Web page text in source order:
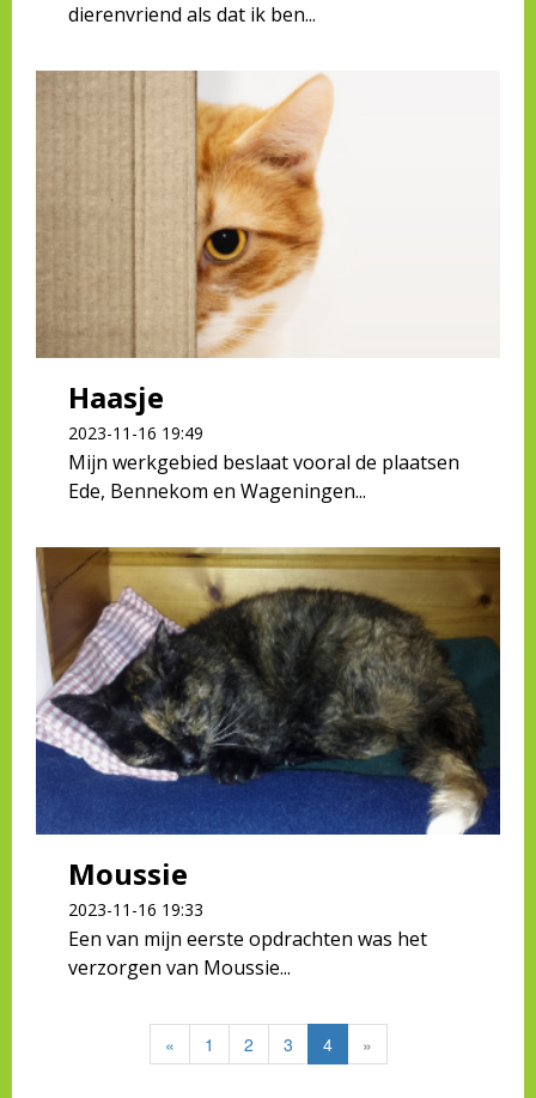
dierenvriend als dat ik ben...
Haasje
2023-11-16 19:49
Mijn werkgebied beslaat vooral de plaatsen
Ede, Bennekom en Wageningen...
Moussie
2023-11-16 19:33
Een van mijn eerste opdrachten was het
verzorgen van Moussie...
« 1 2 3 4 »